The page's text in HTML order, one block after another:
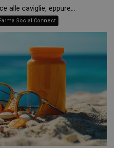
alle caviglie, eppure...
Farma Social Connect